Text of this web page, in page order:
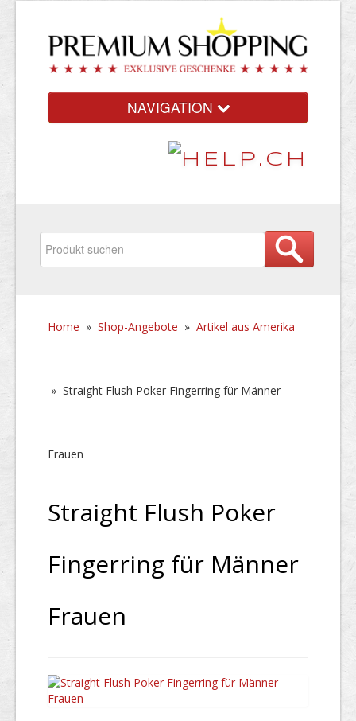
NAVIGATION
Home » Shop-Angebote » Artikel aus Amerika
» Straight Flush Poker Fingerring für Männer
Frauen
Straight Flush Poker
Fingerring für Männer
Frauen